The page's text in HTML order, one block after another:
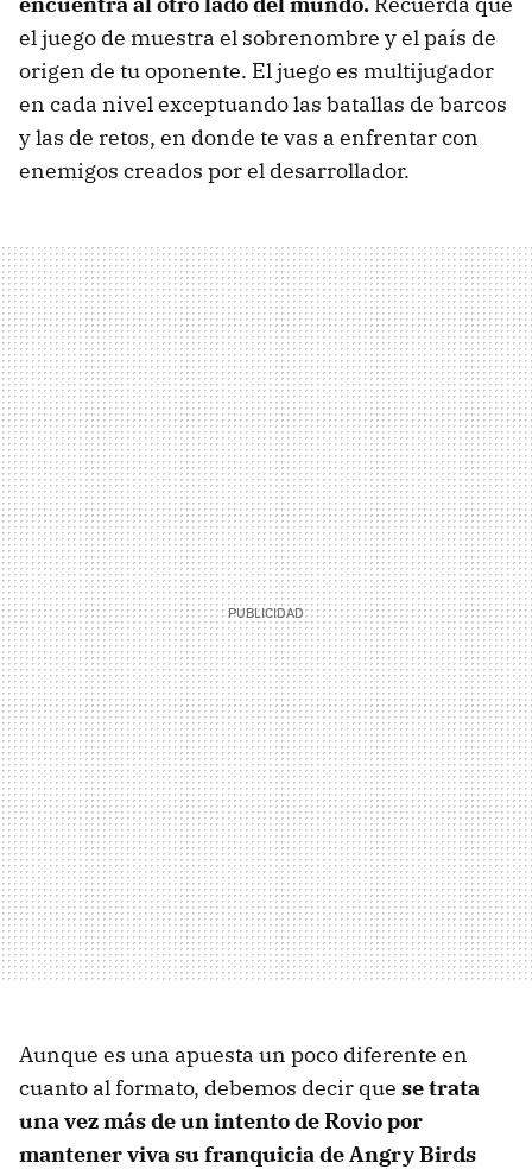
el juego de muestra el sobrenombre y el país de
origen de tu oponente. El juego es multijugador
en cada nivel exceptuando las batallas de barcos
y las de retos, en donde te vas a enfrentar con
enemigos creados por el desarrollador.
Aunque es una apuesta un poco diferente en
cuanto al formato, debemos decir que se trata
una vez más de un intento de Rovio por
mantener viva su franquicia de Angry Birds